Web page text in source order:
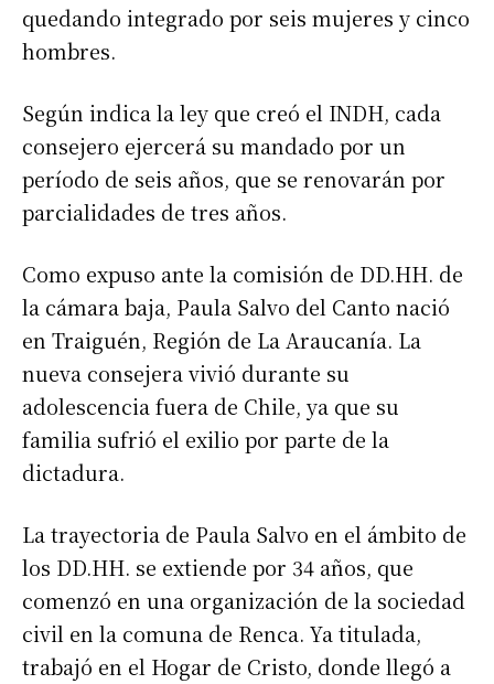
quedando integrado por seis mujeres y cinco
hombres.
Según indica la ley que creó el INDH, cada
consejero ejercerá su mandado por un
período de seis años, que se renovarán por
parcialidades de tres años.
Como expuso ante la comisión de DD.HH. de
la cámara baja, Paula Salvo del Canto nació
en Traiguén, Región de La Araucanía. La
nueva consejera vivió durante su
adolescencia fuera de Chile, ya que su
familia sufrió el exilio por parte de la
dictadura.
La trayectoria de Paula Salvo en el ámbito de
los DD.HH. se extiende por 34 años, que
comenzó en una organización de la sociedad
civil en la comuna de Renca. Ya titulada,
trabajó en el Hogar de Cristo, donde llegó a